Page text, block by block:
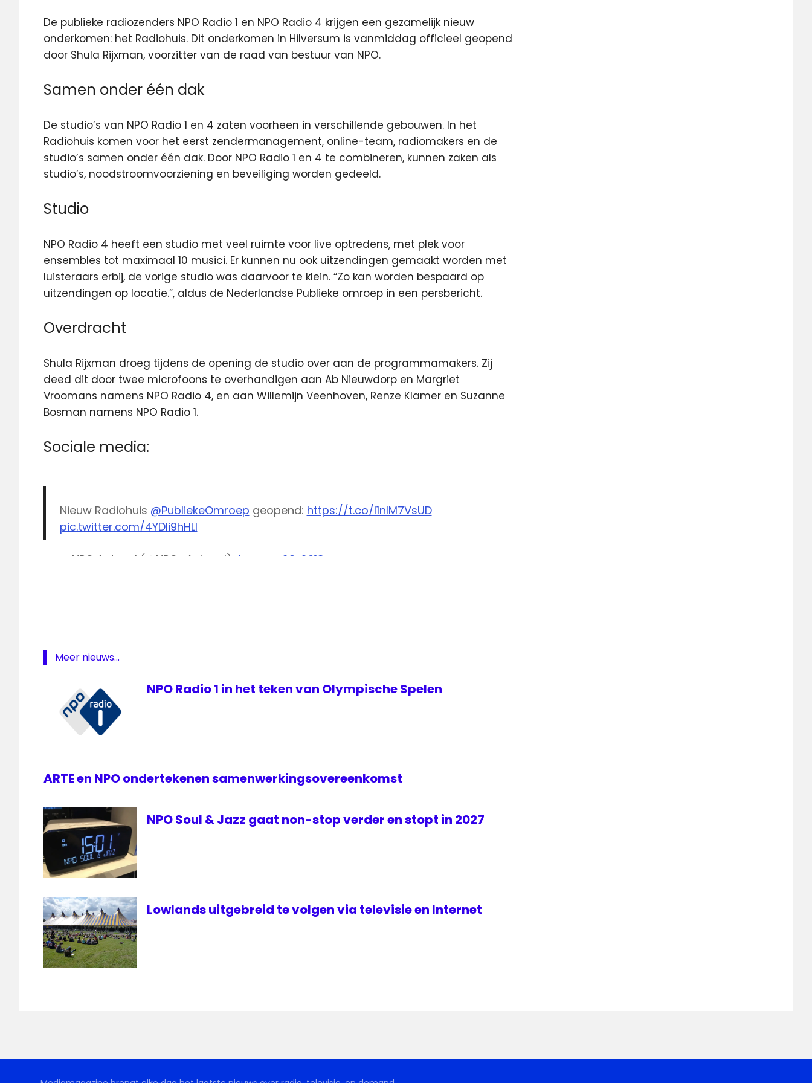
De publieke radiozenders NPO Radio 1 en NPO Radio 4 krijgen een gezamelijk nieuw
onderkomen: het Radiohuis. Dit onderkomen in Hilversum is vanmiddag officieel geopend
door Shula Rijxman, voorzitter van de raad van bestuur van NPO.
Samen onder één dak
De studio’s van NPO Radio 1 en 4 zaten voorheen in verschillende gebouwen. In het
Radiohuis komen voor het eerst zendermanagement, online-team, radiomakers en de
studio’s samen onder één dak. Door NPO Radio 1 en 4 te combineren, kunnen zaken als
studio’s, noodstroomvoorziening en beveiliging worden gedeeld.
Studio
NPO Radio 4 heeft een studio met veel ruimte voor live optredens, met plek voor
ensembles tot maximaal 10 musici. Er kunnen nu ook uitzendingen gemaakt worden met
luisteraars erbij, de vorige studio was daarvoor te klein. “Zo kan worden bespaard op
uitzendingen op locatie.”, aldus de Nederlandse Publieke omroep in een persbericht.
Overdracht
Shula Rijxman droeg tijdens de opening de studio over aan de programmamakers. Zij
deed dit door twee microfoons te overhandigen aan Ab Nieuwdorp en Margriet
Vroomans namens NPO Radio 4, en aan Willemijn Veenhoven, Renze Klamer en Suzanne
Bosman namens NPO Radio 1.
Sociale media:
Nieuw Radiohuis @PubliekeOmroep geopend: https://t.co/I1nIM7VsUD
pic.twitter.com/4YDli9hHLI
— NPO Actueel (@NPO_Actueel) January 23, 2018
Meer nieuws...
NPO Radio 1 in het teken van Olympische Spelen
ARTE en NPO ondertekenen samenwerkingsovereenkomst
NPO Soul & Jazz gaat non-stop verder en stopt in 2027
Lowlands uitgebreid te volgen via televisie en Internet